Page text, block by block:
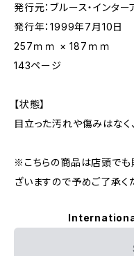
発行元：ブルース・インター
発行年：1999年7月10日
257ｍｍ × 187ｍｍ
143ページ
【状態】
目立った汚れや傷みはなく
※こちらの商品は店頭でも
ざいますので予めご了承く